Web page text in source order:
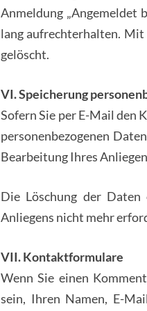
Anmeldung „Angemeldet
lang aufrechterhalten.
gelöscht.
VI. Speicherung
Sofern Sie per E-Mail den
personenbezogenen
Bearbeitung Ihres
Die Löschung der
Anliegens nicht mehr
VII. Kontaktformulare
Wenn Sie einen
sein, Ihren Namen, E-